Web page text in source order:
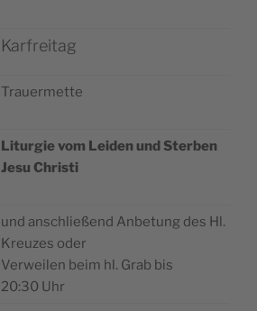
Karfreitag
Trauer­met­te
Litur­gie vom Lei­den und Ster­ben
Jesu Christi
und anschließend Anbe­tung des Hl.
Kreu­zes oder
Ver­wei­len beim hl. Grab bis
20:30 Uhr